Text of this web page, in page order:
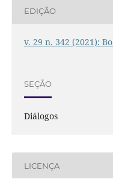
EDIÇÃO
v. 29 n. 342 (2021):
SEÇÃO
Diálogos
LICENÇA